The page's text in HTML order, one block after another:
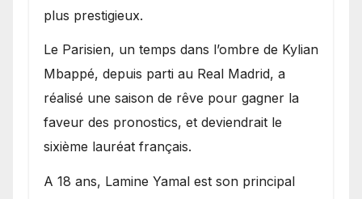
plus prestigieux.
Le Parisien, un temps dans l’ombre de Kylian
Mbappé, depuis parti au Real Madrid, a
réalisé une saison de rêve pour gagner la
faveur des pronostics, et deviendrait le
sixième lauréat français.
A 18 ans, Lamine Yamal est son principal